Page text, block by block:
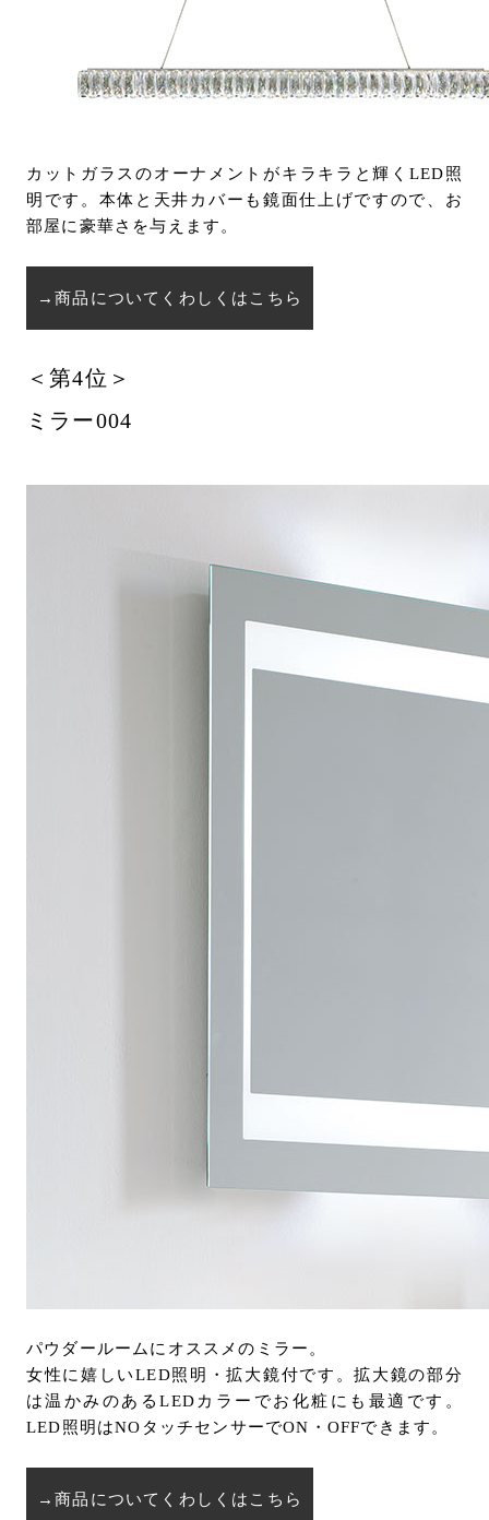
カットガラスのオーナメントがキラキラと輝くLED照
明です。本体と天井カバーも鏡面仕上げですので、お
部屋に豪華さを与えます。
→商品についてくわしくはこちら
＜第4位＞
ミラー004
パウダールームにオススメのミラー。
女性に嬉しいLED照明・拡大鏡付です。拡大鏡の部分
は温かみのあるLEDカラーでお化粧にも最適です。
LED照明はNOタッチセンサーでON・OFFできます。
→商品についてくわしくはこちら